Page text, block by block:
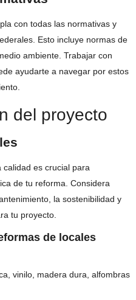
con todas las normativas y
Esto incluye normas de
ambiente. Trabajar con
ayudarte a navegar por estos
del proyecto
es crucial para
de tu reforma. Considera
la sostenibilidad y
tu proyecto.
de locales
vinilo, madera dura, alfombras